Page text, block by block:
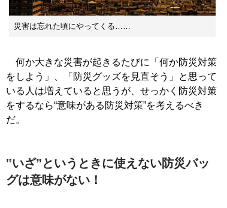
災害は忘れた頃にやってくる……
何か大きな災害が起きるたびに「何か防災対策
をしよう」、「防災グッズを見直そう」と思って
いる人は増えていると思うが、せっかく防災対策
をするなら“意味がある防災対策”を考えるべき
だ。
‟いざ”というときに使えない防災バッ
グは意味がない！